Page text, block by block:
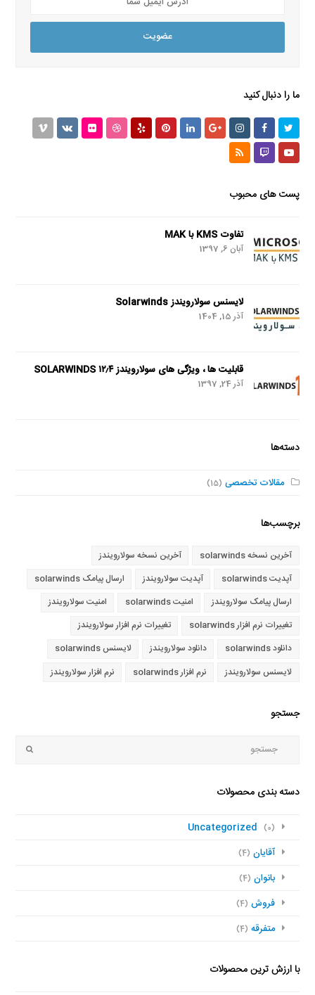
شما
عضویت
ما را دنبال کنید
Twitter
Facebook
Instagram
GooglePlus
LinkedIn
Pinterest
Yelp
Dribbble
Flickr
VK
Youtube
Twitch
RSS
پست های محبوب
تفاوت KMS با MAK
آبان 6, 1397
لایسنس سولارویندز Solarwinds
آذر 15, 1404
قابلیت ها ، ویژگی های سولارویندز SOLARWINDS ۱۲٫۴
آذر 24, 1397
دسته‌ها
مقالات تخصصی (15)
برچسب‌ها
آخرین نسخه solarwinds
آخرین نسخه سولارویندز
آپدیت solarwinds
آپدیت سولارویندز
ارسال پیامک solarwinds
ارسال پیامک سولارویندز
امنیت solarwinds
امنیت سولارویندز
تغییرات نرم افزار solarwinds
تغییرات نرم افزار سولارویندز
دانلود solarwinds
دانلود سولارویندز
لایسنس solarwinds
لایسنس سولارویندز
نرم افزار solarwinds نرم افزار سولارویندز
جستجو
دسته بندی محصولات
Uncategorized (0)
آقایان (4)
بانوان (4)
فروش (4)
متفرقه (4)
با ارزش ترین محصولات